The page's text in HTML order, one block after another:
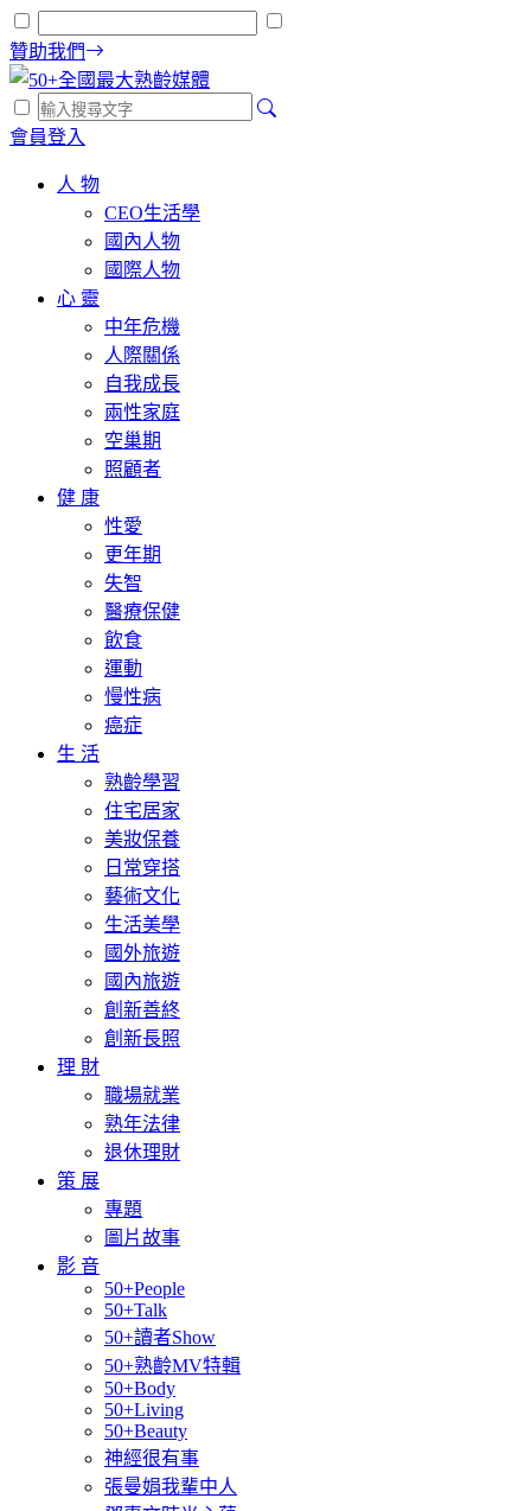
贊助我們
會員登入
人 物
CEO生活學
國內人物
國際人物
心 靈
中年危機
人際關係
自我成長
兩性家庭
空巢期
照顧者
健 康
性愛
更年期
失智
醫療保健
飲食
運動
慢性病
癌症
生 活
熟齡學習
住宅居家
美妝保養
日常穿搭
藝術文化
生活美學
國外旅遊
國內旅遊
創新善終
創新長照
理 財
職場就業
熟年法律
退休理財
策 展
專題
圖片故事
影 音
50+People
50+Talk
50+讀者Show
50+熟齡MV特輯
50+Body
50+Living
50+Beauty
神經很有事
張曼娟我輩中人